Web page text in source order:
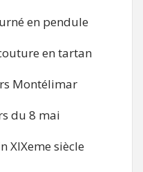
en pendule
en tartan
Montélimar
du 8 mai
XIXeme siècle